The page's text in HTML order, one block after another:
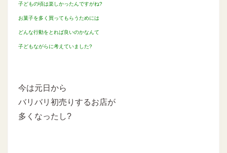
子どもの頃は楽しかったんですがね?
お菓子を多く買ってもらうためには
どんな行動をとれば良いのかなんて
子どもながらに考えていました?
今は元日から
バリバリ初売りするお店が
多くなったし?